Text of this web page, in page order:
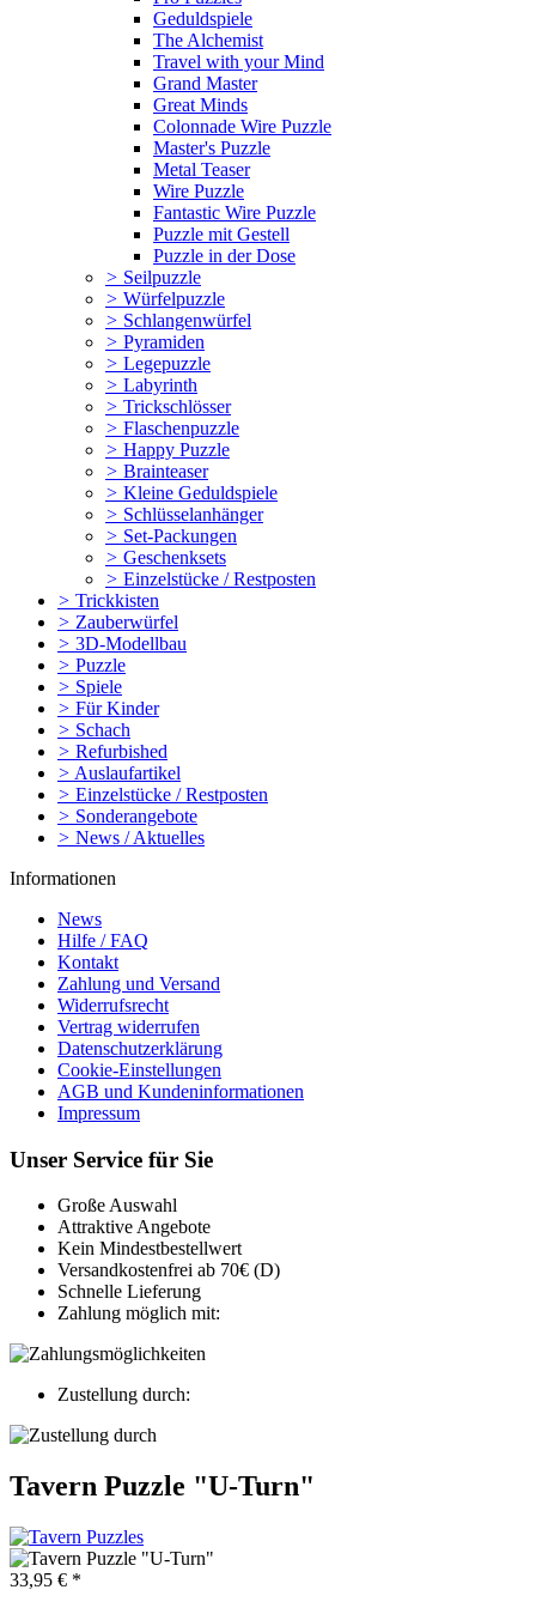
Geduldspiele
The Alchemist
Travel with your Mind
Grand Master
Great Minds
Colonnade Wire Puzzle
Master's Puzzle
Metal Teaser
Wire Puzzle
Fantastic Wire Puzzle
Puzzle mit Gestell
Puzzle in der Dose
> Seilpuzzle
> Würfelpuzzle
> Schlangenwürfel
> Pyramiden
> Legepuzzle
> Labyrinth
> Trickschlösser
> Flaschenpuzzle
> Happy Puzzle
> Brainteaser
> Kleine Geduldspiele
> Schlüsselanhänger
> Set-Packungen
> Geschenksets
> Einzelstücke / Restposten
> Trickkisten
> Zauberwürfel
> 3D-Modellbau
> Puzzle
> Spiele
> Für Kinder
> Schach
> Refurbished
> Auslaufartikel
> Einzelstücke / Restposten
> Sonderangebote
> News / Aktuelles
Informationen
News
Hilfe / FAQ
Kontakt
Zahlung und Versand
Widerrufsrecht
Vertrag widerrufen
Datenschutzerklärung
Cookie-Einstellungen
AGB und Kundeninformationen
Impressum
Unser Service für Sie
Große Auswahl
Attraktive Angebote
Kein Mindestbestellwert
Versandkostenfrei ab 70€ (D)
Schnelle Lieferung
Zahlung möglich mit:
Zustellung durch:
Tavern Puzzle "U-Turn"
33,95 € *